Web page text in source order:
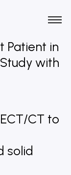
Patient in
with
CT to
solid